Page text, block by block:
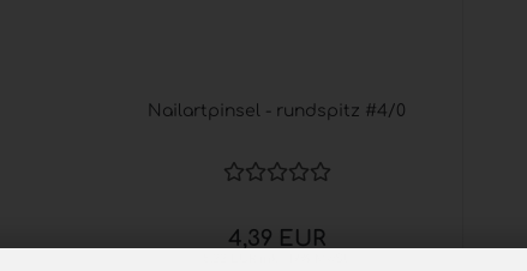
Nailartpinsel - rundspitz #4/0
4,39 EUR